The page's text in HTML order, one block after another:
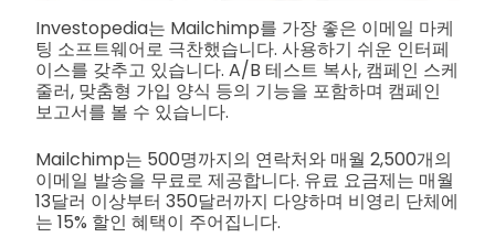
Investopedia는 Mailchimp를 가장 좋은 이메일 마케
팅 소프트웨어로 극찬했습니다. 사용하기 쉬운 인터페
이스를 갖추고 있습니다. A/B 테스트 복사, 캠페인 스케
줄러, 맞춤형 가입 양식 등의 기능을 포함하며 캠페인
보고서를 볼 수 있습니다.
Mailchimp는 500명까지의 연락처와 매월 2,500개의
이메일 발송을 무료로 제공합니다. 유료 요금제는 매월
13달러 이상부터 350달러까지 다양하며 비영리 단체에
는 15% 할인 혜택이 주어집니다.